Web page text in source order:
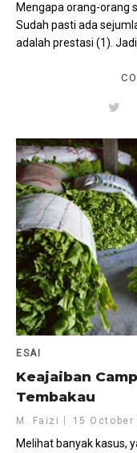
Mengapa orang-orang
Sudah pasti ada
adalah prestasi (1).
ESAI
Keajaiban
Tembakau
M. Faizi 15 October
Melihat banyak kasus,